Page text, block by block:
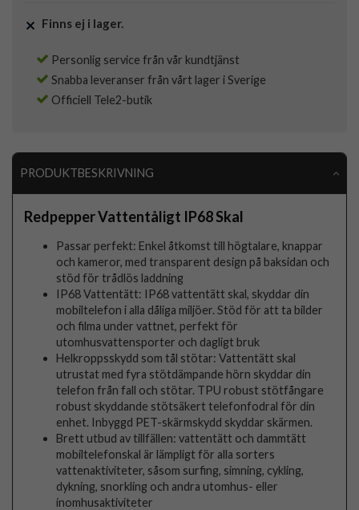
Finns ej i lager.
Personlig service från vår kundtjänst
Snabba leveranser från vårt lager i Sverige
Officiell Tele2-butik
PRODUKTBESKRIVNING
Redpepper Vattentåligt IP68 Skal
Passar perfekt: Enkel åtkomst till högtalare, knappar
och kameror, med transparent design på baksidan och
stöd för trådlös laddning
IP68 Vattentätt: IP68 vattentätt skal, skyddar din
mobiltelefon i alla dåliga miljöer. Stöd för att ta bilder
och filma under vattnet, perfekt för
utomhusvattensporter och dagligt bruk
Helkroppsskydd som tål stötar: Vattentätt skal
utrustat med fyra stötdämpande hörn skyddar din
telefon från fall och stötar. TPU robust stötfångare
robust skyddande stötsäkert telefonfodral för din
enhet. Inbyggd PET-skärmskydd skyddar skärmen.
Brett utbud av tillfällen: vattentätt och dammtätt
mobiltelefonskal är lämpligt för alla sorters
vattenaktiviteter, såsom surfing, simning, cykling,
dykning, snorkling och andra utomhus- eller
inomhusaktiviteter